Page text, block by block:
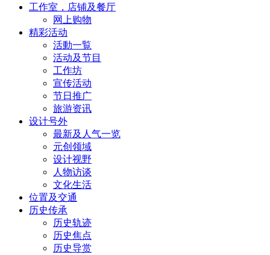
工作室，店铺及餐厅
网上购物
精彩活动
活動一覧
活动及节目
工作坊
宣传活动
节日推广
旅游资讯
设计号外
最新及人气一览
元创领域
设计视野
人物访谈
文化生活
位置及交通
历史传承
历史轨迹
历史焦点
历史导赏